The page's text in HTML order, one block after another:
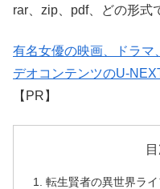
rar、zip、pdf、どの形式
有名女優の映画、ドラマ
デオコンテンツのU-
【PR】
転生賢者の異世界ラ